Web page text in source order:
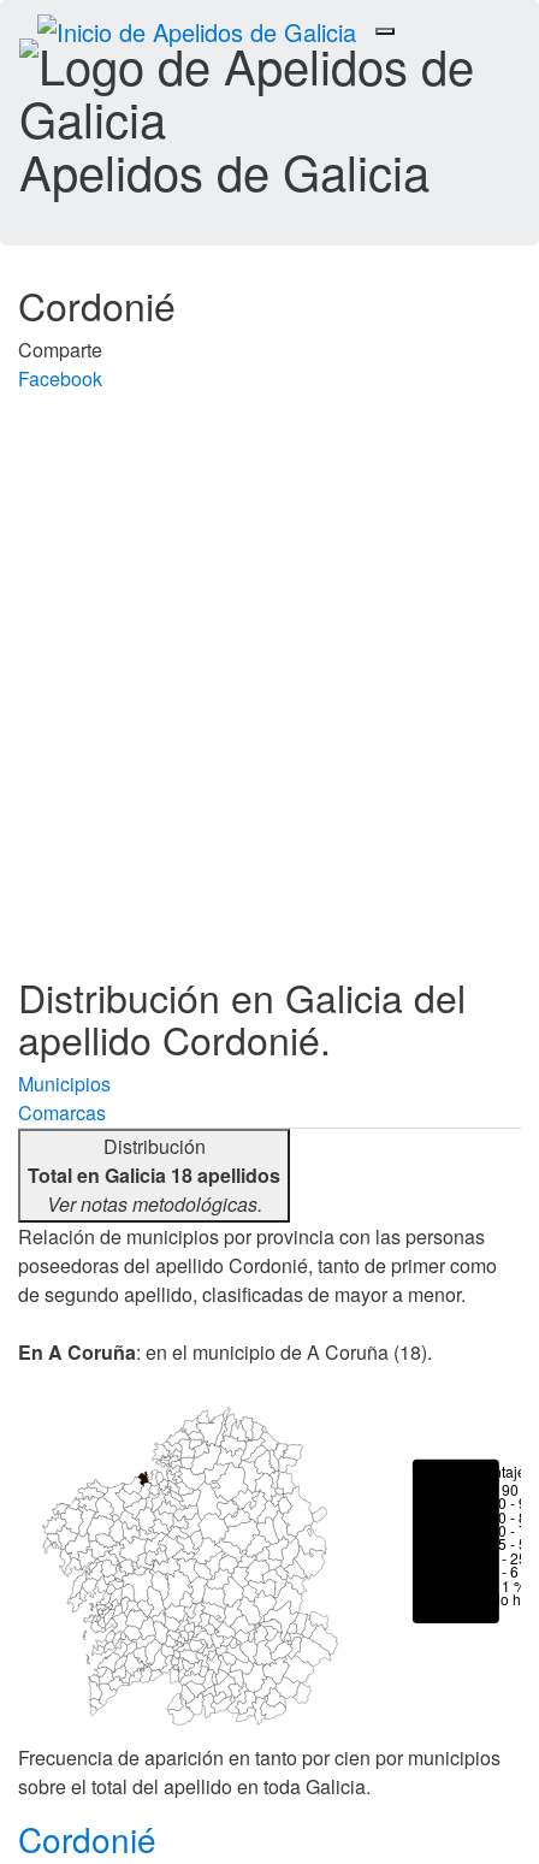
Toggle
navigation
Apelidos de Galicia
Cordonié
Comparte
Facebook
Distribución en Galicia del
apellido Cordonié.
Municipios
Comarcas
Distribución
Total en Galicia 18 apellidos
Ver notas metodológicas.
Relación de municipios por provincia con las personas
poseedoras del apellido Cordonié, tanto de primer como
de segundo apellido, clasificadas de mayor a menor.
En A Coruña: en el municipio de A Coruña (18).
Porcentajes
> 90 %
80 -
70 -
50 -
25 -
6 - 25
1 - 6 %
< 1 %
No hay
Frecuencia de aparición en tanto por cien por municipios
sobre el total del apellido en toda Galicia.
Cordonié